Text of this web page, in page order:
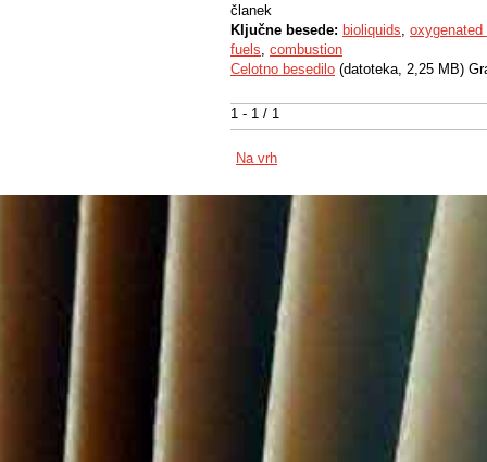
1 - 1 / 1
članek
Ključne besede: bioliquids, oxygenated
fuels, combustion
Celotno besedilo (datoteka, 2,25 MB)
Na vrh